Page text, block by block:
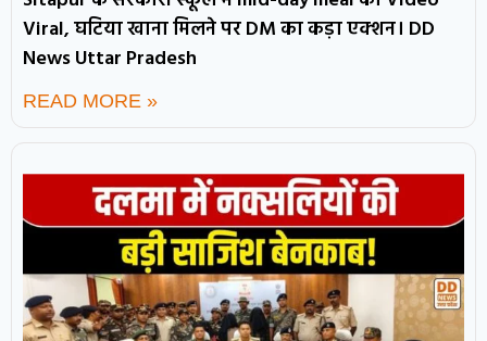
Viral, घटिया खाना मिलने पर DM का कड़ा एक्शन। DD
News Uttar Pradesh
READ MORE »